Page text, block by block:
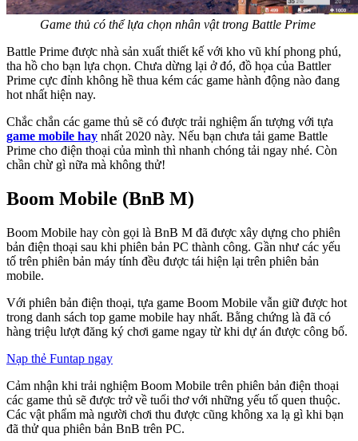
Game thủ có thể lựa chọn nhân vật trong Battle Prime
Battle Prime được nhà sản xuất thiết kế với kho vũ khí phong phú,
tha hồ cho bạn lựa chọn. Chưa dừng lại ở đó, đồ họa của Battler
Prime cực đỉnh không hề thua kém các game hành động nào đang
hot nhất hiện nay.
Chắc chắn các game thủ sẽ có được trải nghiệm ấn tượng với tựa
game mobile hay nhất 2020 này. Nếu bạn chưa tải game Battle
Prime cho điện thoại của mình thì nhanh chóng tải ngay nhé. Còn
chần chừ gì nữa mà không thử!
Boom Mobile (BnB M)
Boom Mobile hay còn gọi là BnB M đã được xây dựng cho phiên
bản điện thoại sau khi phiên bản PC thành công. Gần như các yếu
tố trên phiên bản máy tính đều được tái hiện lại trên phiên bản
mobile.
Với phiên bản điện thoại, tựa game Boom Mobile vẫn giữ được hot
trong danh sách top game mobile hay nhất. Bằng chứng là đã có
hàng triệu lượt đăng ký chơi game ngay từ khi dự án được công bố.
Nạp thẻ Funtap ngay
Cảm nhận khi trải nghiệm Boom Mobile trên phiên bản điện thoại
các game thủ sẽ được trở về tuổi thơ với những yếu tố quen thuộc.
Các vật phẩm mà người chơi thu được cũng không xa lạ gì khi bạn
đã thử qua phiên bản BnB trên PC.